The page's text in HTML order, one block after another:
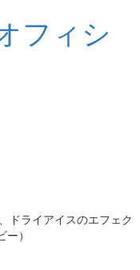
フィシ
ドライアイスのエフェク
）